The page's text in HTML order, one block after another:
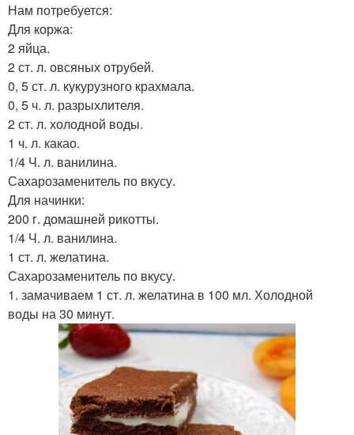
Нам потребуется:
Для коржа:
2 яйца.
2 ст. л. овсяных отрубей.
0, 5 ст. л. кукурузного крахмала.
0, 5 ч. л. разрыхлителя.
2 ст. л. холодной воды.
1 ч. л. какао.
1/4 Ч. л. ванилина.
Сахарозаменитель по вкусу.
Для начинки:
200 г. домашней рикотты.
1/4 Ч. л. ванилина.
1 ст. л. желатина.
Сахарозаменитель по вкусу.
1. замачиваем 1 ст. л. желатина в 100 мл. Холодной
воды на 30 минут.